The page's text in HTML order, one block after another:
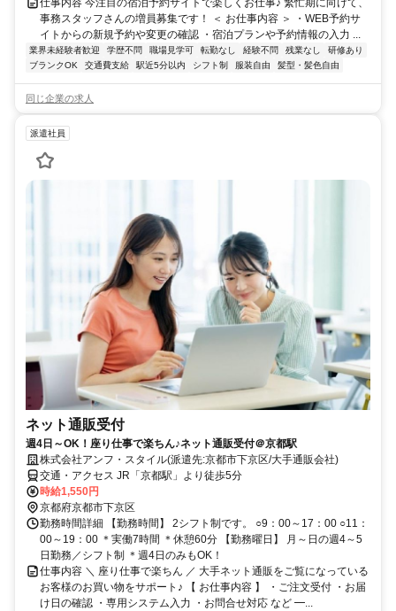
仕事内容 今注目の宿泊予約サイトで楽しくお仕事♪ 繁忙期に向けて、
事務スタッフさんの増員募集です！ ＜ お仕事内容 ＞ ・WEB予約サ
イトからの新規予約や変更の確認 ・宿泊プランや予約情報の入力 ...
業界未経験者歓迎 学歴不問 職場見学可 転勤なし 経験不問 残業なし
研修あり
ブランクOK
交通費支給 駅近5分以内 シフト制 服装自由 髪型・髪色自由
同じ企業の求人
派遣社員
ネット通販受付
週4日～OK！座り仕事で楽ちん♪ネット通販受付＠京都駅
株式会社アンフ・スタイル(派遣先:京都市下京区/大手通販会社)
交通・アクセス JR「京都駅」より徒歩5分
時給1,550円
京都府京都市下京区
勤務時間詳細 【勤務時間】 2シフト制です。 ○9：00～17：00 ○11：
00～19：00 ＊実働7時間 ＊休憩60分 【勤務曜日】 月～日の週4～5
日勤務／シフト制 ＊週4日のみもOK！
仕事内容 ＼ 座り仕事で楽ちん ／ 大手ネット通販をご覧になっている
お客様のお買い物をサポート♪ 【 お仕事内容 】 ・ご注文受付 ・お届
け日の確認 ・専用システム入力 ・お問合せ対応 など ━...